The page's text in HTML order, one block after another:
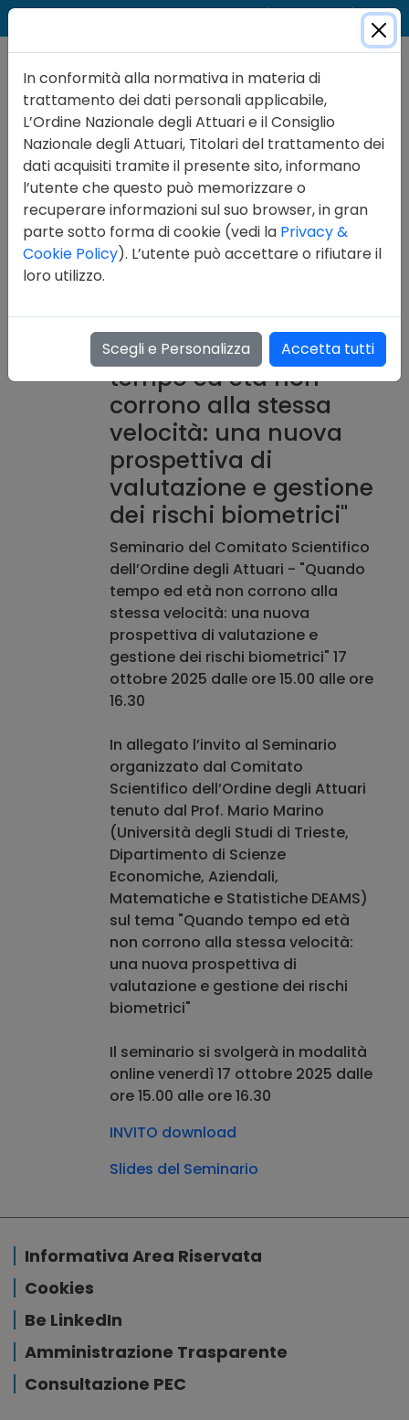
Formazione
Corsi di Formazione
08/10/2025
Seminario del
dell’Ordine degli
Attuari - "Quando
tempo ed età non
corrono alla stessa
velocità: una nuova
prospettiva di
valutazione e gestione
dei rischi biometrici"
Seminario del Comitato Scientifico
dell’Ordine degli Attuari - "Quando
tempo ed età non corrono alla
stessa velocità: una nuova
prospettiva di valutazione e
gestione dei rischi biometrici" 17
ottobre 2025 dalle ore 15.00 alle ore
16.30
In allegato l’invito al Seminario
organizzato dal Comitato
Scientifico dell’Ordine degli Attuari
tenuto dal Prof. Mario Marino
(Università degli Studi di Trieste,
Dipartimento di Scienze
Economiche, Aziendali,
Matematiche e Statistiche DEAMS)
sul tema "Quando tempo ed età
non corrono alla stessa velocità:
una nuova prospettiva di
valutazione e gestione dei rischi
biometrici"
Il seminario si svolgerà in modalità
online venerdì 17 ottobre 2025 dalle
ore 15.00 alle ore 16.30
INVITO download
Slides del Seminario
Informativa Area Riservata
Cookies
Be LinkedIn
Amministrazione Trasparente
Consultazione PEC
In conformità alla normativa in materia di
trattamento dei dati personali applicabile,
L’Ordine Nazionale degli Attuari e il Consiglio
Nazionale degli Attuari, Titolari del trattamento dei
dati acquisiti tramite il presente sito, informano
l’utente che questo può memorizzare o
recuperare informazioni sul suo browser, in gran
parte sotto forma di cookie (vedi la Privacy &
Cookie Policy). L’utente può accettare o rifiutare il
loro utilizzo.
Scegli e Personalizza Accetta tutti